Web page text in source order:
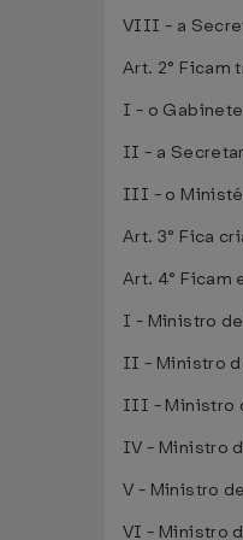
VIII - a
Art. 2° Ficam
I - o
II - a
III - o
Art. 3° Fica
Art. 4° Ficam
I - Ministro
II - Ministro
III - Ministro
IV - Ministro
V - Ministro
VI - Ministro